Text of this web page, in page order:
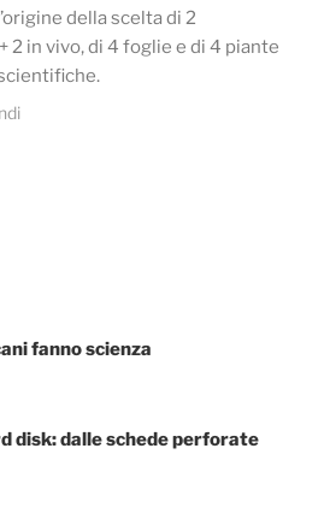
della scelta di 2
2 in vivo, di 4 foglie e di 4 piante
fanno scienza
disk: dalle schede perforate